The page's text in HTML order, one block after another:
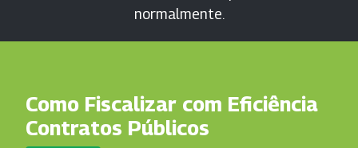
normalmente.
Como Fiscalizar com Eficiência
Contratos Públicos